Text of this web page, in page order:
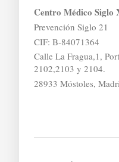
Centro Médico Siglo
Prevención Siglo 21
CIF: B-84071364
Calle La Fragua,1,
2102,2103 y 2104.
28933 Móstoles,